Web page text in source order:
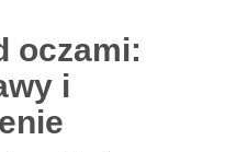
oczami:
i